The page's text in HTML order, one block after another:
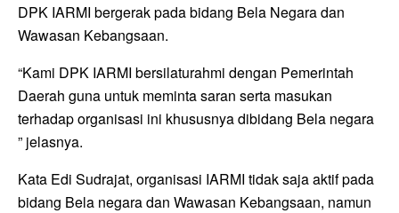
DPK IARMI bergerak pada bidang Bela Negara dan
Wawasan Kebangsaan.
“Kami DPK IARMI bersilaturahmi dengan Pemerintah
Daerah guna untuk meminta saran serta masukan
terhadap organisasi ini khususnya dibidang Bela negara
” jelasnya.
Kata Edi Sudrajat, organisasi IARMI tidak saja aktif pada
bidang Bela negara dan Wawasan Kebangsaan, namun